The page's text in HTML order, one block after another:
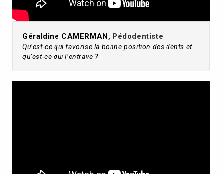
Géraldine CAMERMAN, Pédodentiste
Qu’est-ce qui favorise la bonne position des dents et
qu’est-ce qui l’entrave ?